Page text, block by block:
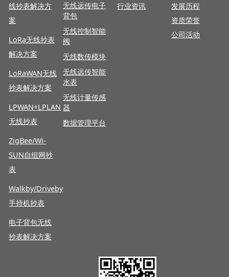
线抄表解决方
案
LoRa无线抄表
解决方案
LoRaWAN无线
抄表解决方案
LPWAN+LPLAN
无线抄表
ZigBee/Wi-
SUN自组网抄
表
Walkby/Driveby
手持机抄表
电子背包无线
抄表解决方案
无线远传电子
背包
无线控制智能
阀
无线数传模块
无线远传智能
水表
无线计量传感
器
数据管理平台
行业资讯
发展历程
资质荣誉
公司活动